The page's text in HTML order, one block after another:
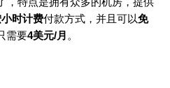
时计费付款方式，并且可以免
需要4美元/月 。